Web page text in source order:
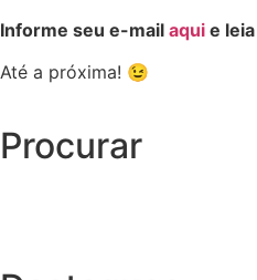
Informe seu e-mail aqui e
Até a próxima! 😉
Procurar